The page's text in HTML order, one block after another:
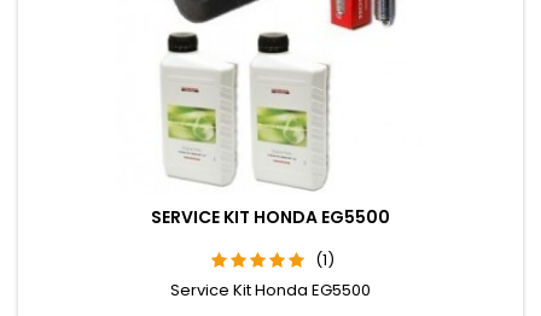
SERVICE KIT HONDA EG5500
(1)
Service Kit Honda EG5500